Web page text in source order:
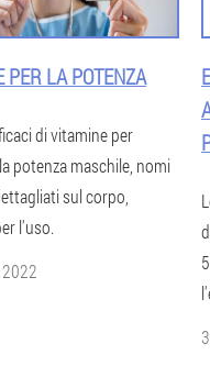
PER LA POTENZA
di vitamine per
potenza maschile, nomi
sul corpo,
l'uso.